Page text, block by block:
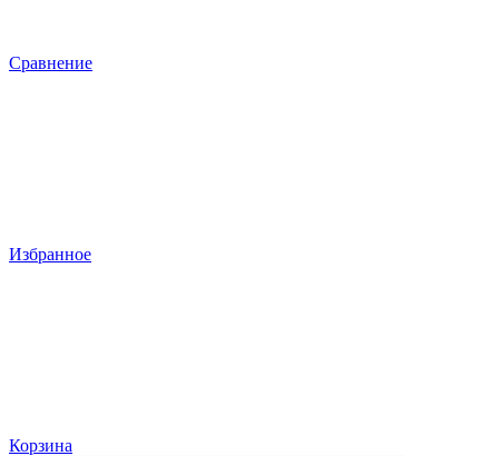
Сравнение
Избранное
Корзина